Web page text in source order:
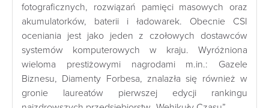
fotograficznych, rozwiązań pamięci masowych oraz
akumulatorków, baterii i ładowarek. Obecnie CSI
oceniania jest jako jeden z czołowych dostawców
systemów komputerowych w kraju. Wyróżniona
wieloma prestiżowymi nagrodami m.in.: Gazele
Biznesu, Diamenty Forbesa, znalazła się również w
gronie laureatów pierwszej edycji rankingu